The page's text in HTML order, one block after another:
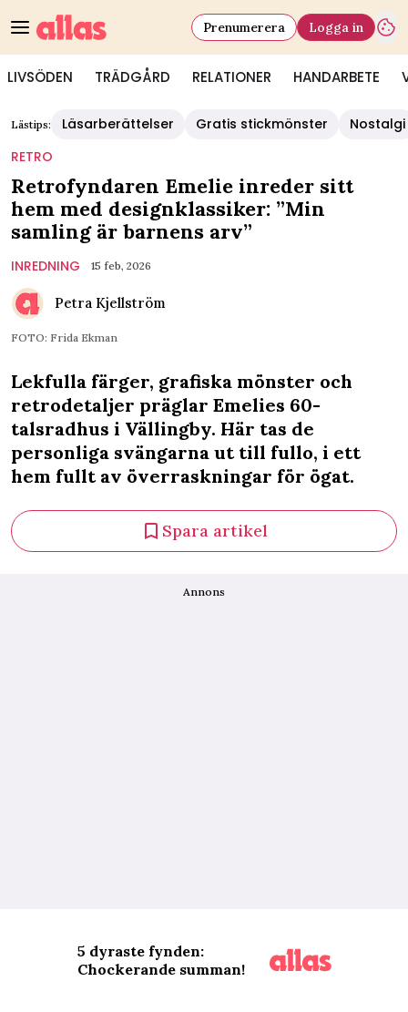
LIVSÖDEN TRÄDGÅRD RELATIONER HANDARBETE
Prenumerera Logga in
Lästips: Läsarberättelser Gratis stickmönster
Nostalgi
RETRO
Retrofyndaren Emelie inreder sitt
hem med designklassiker: ”Min
samling är barnens arv”
INREDNING 15 feb, 2026
Petra Kjellström
FOTO: Frida Ekman
Lekfulla färger, grafiska mönster och
retrodetaljer präglar Emelies 60-
talsradhus i Vällingby. Här tas de
personliga svängarna ut till fullo, i ett
hem fullt av överraskningar för ögat.
Spara artikel
Annons
5 dyraste fynden:
Chockerande summan!